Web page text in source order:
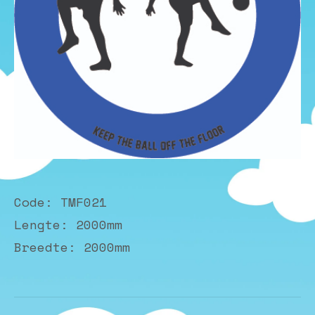
Code: TMF021
Lengte: 2000mm
Breedte : 2000mm